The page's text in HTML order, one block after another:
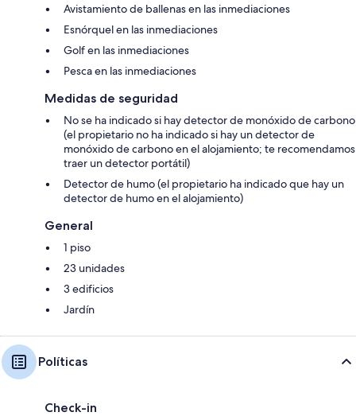
Avistamiento de ballenas en las inmediaciones
Esnórquel en las inmediaciones
Golf en las inmediaciones
Pesca en las inmediaciones
Medidas de seguridad
No se ha indicado si hay detector de monóxido de carbono
(el propietario no ha indicado si hay un detector de
monóxido de carbono en el alojamiento; te recomendamos
traer un detector portátil)
Detector de humo (el propietario ha indicado que hay un
detector de humo en el alojamiento)
General
1 piso
23 unidades
3 edificios
Jardín
Políticas
Check-in